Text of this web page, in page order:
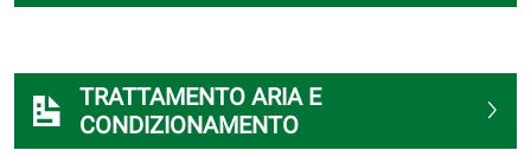
TRATTAMENTO ARIA E
CONDIZIONAMENTO